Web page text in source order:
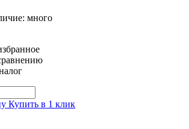
много
Купить в 1 клик